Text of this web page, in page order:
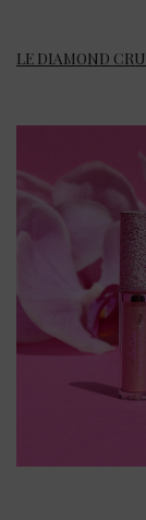
LE DIAMOND